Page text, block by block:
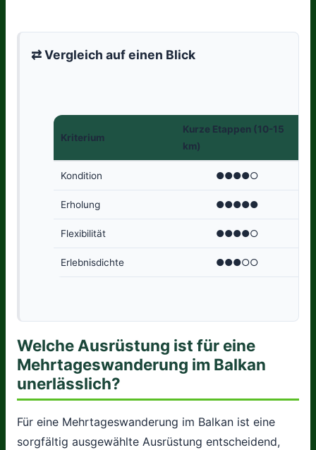
⇄ Vergleich auf einen Blick
Kriterium
Kurze Etappen (10-15
km)
Kondition ●●●●○
Erholung ●●●●●
Flexibilität ●●●●○
Erlebnisdichte ●●●○○
Welche Ausrüstung ist für eine
Mehrtageswanderung im Balkan
unerlässlich?
Für eine Mehrtageswanderung im Balkan ist eine
sorgfältig ausgewählte Ausrüstung entscheidend,